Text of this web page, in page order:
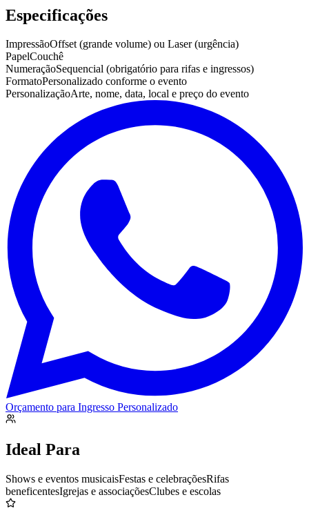
Especificações
ImpressãoOffset (grande volume) ou Laser (urgência)
PapelCouchê
NumeraçãoSequencial (obrigatório para rifas e ingressos)
FormatoPersonalizado conforme o evento
PersonalizaçãoArte, nome, data, local e preço do evento
Orçamento para Ingresso Personalizado
Ideal Para
Shows e eventos musicaisFestas e celebraçõesRifas
beneficentesIgrejas e associaçõesClubes e escolas